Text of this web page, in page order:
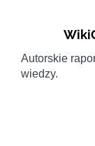
Autorskie
wiedzy.